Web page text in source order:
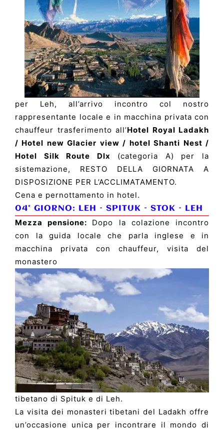
per Leh, all’arrivo incontro col nostro
rappresentante locale e in macchina privata con
chauffeur trasferimento all’Hotel Royal Ladakh
/ Hotel new Glacier view / hotel Shanti Nest /
Hotel Silk Route Dlx (categoria A) per la
sistemazione, RESTO DELLA GIORNATA A
DISPOSIZIONE PER L’ACCLIMATAMENTO.
Cena e pernottamento in hotel.
04° GIORNO: LEH – SPITUK – STOK – LEH
Mezza pensione: Dopo la colazione incontro
con la guida locale che parla inglese e in
macchina privata con chauffeur, visita del
monastero
tibetano di Spituk e di Leh.
La visita dei monasteri tibetani del Ladakh offre
un’occasione unica per incontrare il mondo di